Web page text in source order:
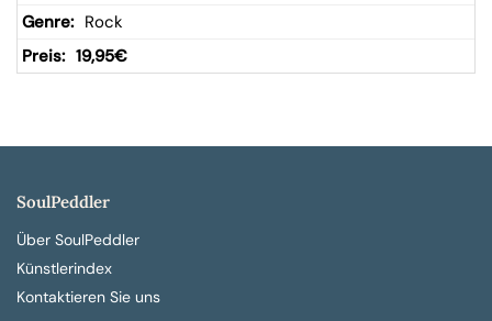
Rock
19,95€
SoulPeddler
Über SoulPeddler
Künstlerindex
Kontaktieren Sie uns